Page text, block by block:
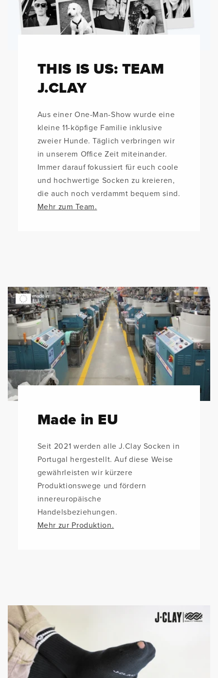
THIS IS US: TEAM
J.CLAY
Aus einer One-Man-Show wurde eine
kleine 11-köpfige Familie inklusive
zweier Hunde. Täglich verbringen wir
in unserem Office Zeit miteinander.
Immer darauf fokussiert für euch coole
und hochwertige Socken zu kreieren,
die auch noch verdammt bequem sind.
Mehr zum Team.
Made in EU
Seit 2021 werden alle J.Clay Socken in
Portugal hergestellt. Auf diese Weise
gewährleisten wir kürzere
Produktionswege und fördern
innereuropäische
Handelsbeziehungen.
Mehr zur Produktion.